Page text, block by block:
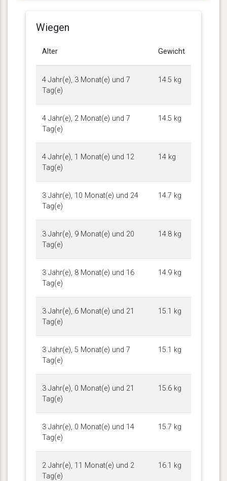
Wiegen
Alter Gewicht
4 Jahr(e), 3 Monat(e) und 7
Tag(e)
14.5 kg
4 Jahr(e), 2 Monat(e) und 7
Tag(e)
14.5 kg
4 Jahr(e), 1 Monat(e) und 12
Tag(e)
14 kg
3 Jahr(e), 10 Monat(e) und 24
Tag(e)
14.7 kg
3 Jahr(e), 9 Monat(e) und 20
Tag(e)
14.8 kg
3 Jahr(e), 8 Monat(e) und 16
Tag(e)
14.9 kg
3 Jahr(e), 6 Monat(e) und 21
Tag(e)
15.1 kg
3 Jahr(e), 5 Monat(e) und 7
Tag(e)
15.1 kg
3 Jahr(e), 0 Monat(e) und 21
Tag(e)
15.6 kg
3 Jahr(e), 0 Monat(e) und 14
Tag(e)
15.7 kg
2 Jahr(e), 11 Monat(e) und 2
Tag(e)
16.1 kg